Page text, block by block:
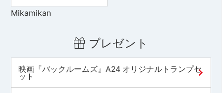
Mikamikan
プレゼント
映画『バックルームズ』A24 オリジナルトランプセ
ット